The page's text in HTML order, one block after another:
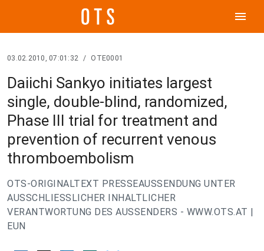
menu
03.02.2010, 07:01:32 / OTE0001
Daiichi Sankyo initiates largest
single, double-blind, randomized,
Phase III trial for treatment and
prevention of recurrent venous
thromboembolism
OTS-ORIGINALTEXT PRESSEAUSSENDUNG UNTER
AUSSCHLIESSLICHER INHALTLICHER
VERANTWORTUNG DES AUSSENDERS - WWW.OTS.AT |
EUN